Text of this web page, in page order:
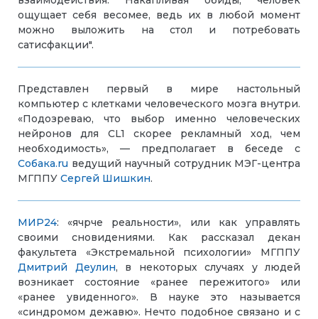
ощущает себя весомее, ведь их в любой момент
можно выложить на стол и потребовать
сатисфакции".
Представлен первый в мире настольный
компьютер с клетками человеческого мозга внутри.
«Подозреваю, что выбор именно человеческих
нейронов для CL1 скорее рекламный ход, чем
необходимость», — предполагает в беседе с
Собака.ru ведущий научный сотрудник МЭГ-центра
МГППУ Сергей Шишкин.
МИР24: «ячрче реальности», или как управлять
своими сновидениями. Как рассказал декан
факультета «Экстремальной психологии» МГППУ
Дмитрий Деулин, в некоторых случаях у людей
возникает состояние «ранее пережитого» или
«ранее увиденного». В науке это называется
«синдромом дежавю». Нечто подобное связано и с